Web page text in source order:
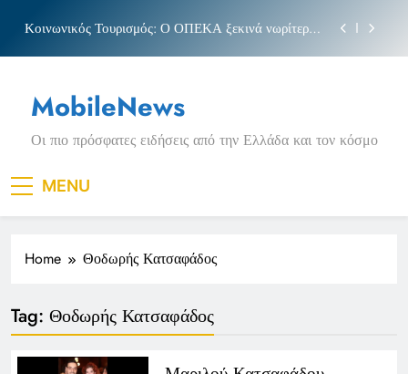
content
Κοινωνικός Τουρισμός: Ο ΟΠΕΚΑ ξεκινά νωρίτερα
Νέα Κρήτη: Σαρακήνικο και η φράση «Κρήτη
ΟΦΗ»
Πριγκιπάτο Στάδιο
Κοινωνικός Τουρισμός: Ο ΟΠΕΚΑ ξεκινά νωρίτερα
τις αιτήσεις
Μπέσσυ αργυράκη
Νέα Κρήτη: Σαρακήνικο και η φράση «Κρήτη
MobileNews
Οι πιο πρόσφατες ειδήσεις από την Ελλάδα και τον κόσμο
MENU
Home Θοδωρής Κατσαφάδος
Tag: Θοδωρής Κατσαφάδος